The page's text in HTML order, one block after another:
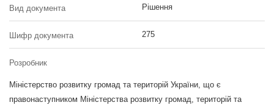
Вид документа Рішення
Шифр документа 275
Розробник
Міністерство розвитку громад та територій України, що є
правонаступником Міністерства розвитку громад, територій та